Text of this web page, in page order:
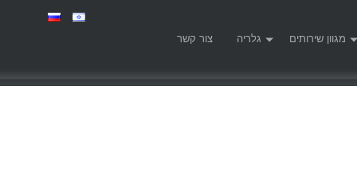
צור קשר גלריה מגוון שירותים